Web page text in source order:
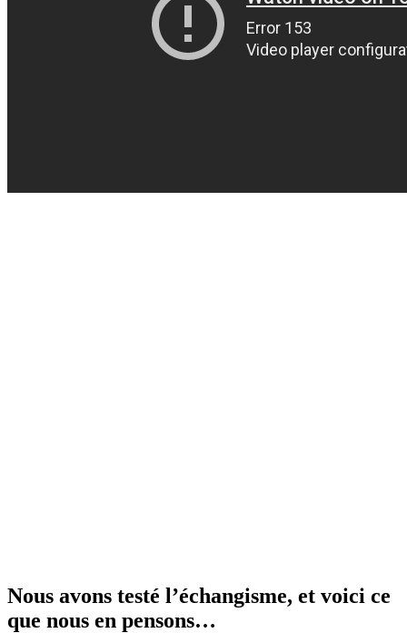
Nous avons testé l’échangisme, et voici ce
que nous en pensons…